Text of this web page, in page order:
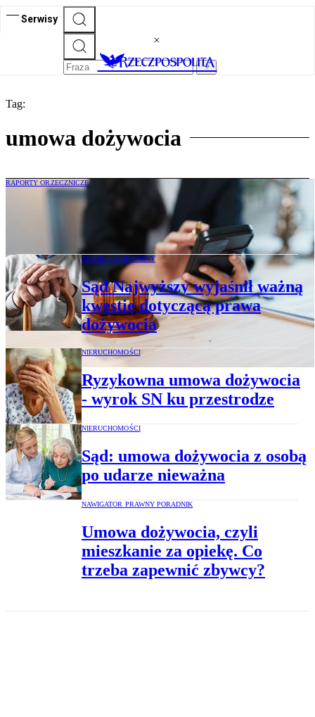
Serwisy
Tag:
umowa dożywocia
RAPORTY ORZECZNICZE
Raport orzeczniczy kwiecień 2026
SPADKI I DAROWIZNY
Sąd Najwyższy wyjaśnił ważną
kwestię dotyczącą prawa
dożywocia
NIERUCHOMOŚCI
Ryzykowna umowa dożywocia
- wyrok SN ku przestrodze
NIERUCHOMOŚCI
Sąd: umowa dożywocia z osobą
po udarze nieważna
NAWIGATOR PRAWNY PORADNIK
Umowa dożywocia, czyli
mieszkanie za opiekę. Co
trzeba zapewnić zbywcy?